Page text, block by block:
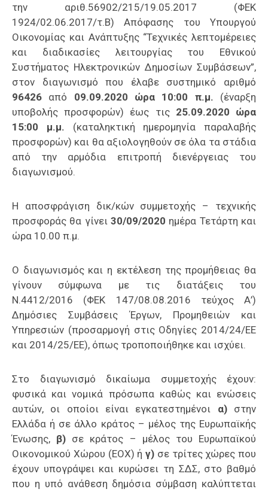
την αριθ.56902/215/19.05.2017 (ΦΕΚ
1924/02.06.2017/τ.Β) Απόφασης του Υπουργού
Οικονομίας και Ανάπτυξης “Τεχνικές λεπτομέρειες
και διαδικασίες λειτουργίας του Εθνικού
Συστήματος Ηλεκτρονικών Δημοσίων Συμβάσεων”,
στον διαγωνισμό που έλαβε συστημικό αριθμό
96426 από 09.09.2020 ώρα 10:00 π.μ. (έναρξη
υποβολής προσφορών) έως τις 25.09.2020 ώρα
15:00 μ.μ. (καταληκτική ημερομηνία παραλαβής
προσφορών) και θα αξιολογηθούν σε όλα τα στάδια
από την αρμόδια επιτροπή διενέργειας του
διαγωνισμού.
Η αποσφράγιση δικ/κών συμμετοχής – τεχνικής
προσφοράς θα γίνει 30/09/2020 ημέρα Τετάρτη και
ώρα 10.00 π.μ.
Ο διαγωνισμός και η εκτέλεση της προμήθειας θα
γίνουν σύμφωνα με τις διατάξεις του
Ν.4412/2016 (ΦΕΚ 147/08.08.2016 τεύχος Α’)
Δημόσιες Συμβάσεις Έργων, Προμηθειών και
Υπηρεσιών (προσαρμογή στις Οδηγίες 2014/24/ΕΕ
και 2014/25/ΕΕ), όπως τροποποιήθηκε και ισχύει.
Στο διαγωνισμό δικαίωμα συμμετοχής έχουν:
φυσικά και νομικά πρόσωπα καθώς και ενώσεις
αυτών, οι οποίοι είναι εγκατεστημένοι α)στην
Ελλάδα ή σε άλλο κράτος – μέλος της Ευρωπαϊκής
Ένωσης, β) σε κράτος – μέλος του Ευρωπαϊκού
Οικονομικού Χώρου (ΕΟΧ) ή γ) σε τρίτες χώρες που
έχουν υπογράψει και κυρώσει τη ΣΔΣ, στο βαθμό
που η υπό ανάθεση δημόσια σύμβαση καλύπτεται